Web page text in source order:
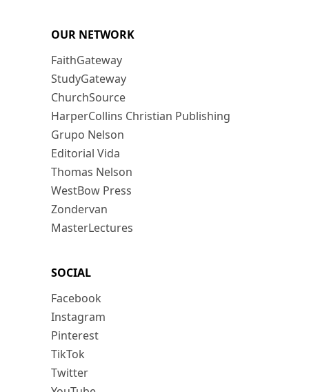
OUR NETWORK
FaithGateway
StudyGateway
ChurchSource
HarperCollins Christian Publishing
Grupo Nelson
Editorial Vida
Thomas Nelson
WestBow Press
Zondervan
MasterLectures
SOCIAL
Facebook
Instagram
Pinterest
TikTok
Twitter